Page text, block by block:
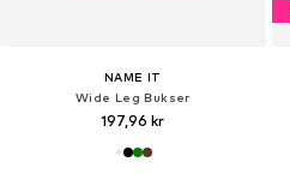
NAME IT
Wide Leg Bukser
197,96 kr